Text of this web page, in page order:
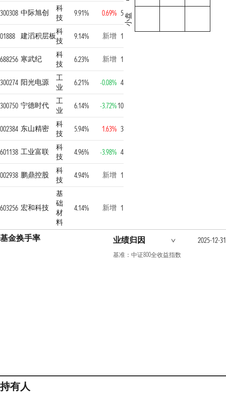
300308 中际旭创
科
技
9.91% 0.69% 5
01888 建滔积层板科
技
9.14% 新增 1
688256 寒武纪
科
技
6.23% 新增 1
300274 阳光电源
工
业
6.21% -0.08% 4
300750 宁德时代
工
业
6.14% -3.72%10
002384 东山精密
科
技
5.94% 1.63% 3
601138 工业富联
科
技
4.96% -3.98% 4
002938 鹏鼎控股
科
技
4.94% 新增 1
603256 宏和科技
基
础
材
料
4.14% 新增 1
小盘
基金换手率 业绩归因 2025-12-31
基准：中证800全收益指数
持有人